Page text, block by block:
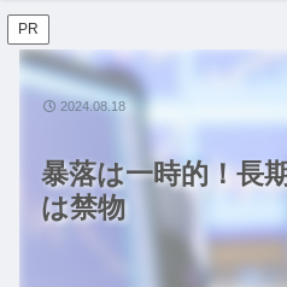
PR
暴落は一時的！長
は禁物
2024.08.18